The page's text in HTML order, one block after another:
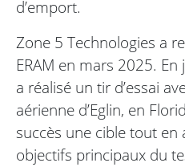
d’emport.
Zone 5 Technologies a
ERAM en mars 2025.
a réalisé un tir d’essai
aérienne d’Eglin, en
succès une cible tout en
objectifs principaux du